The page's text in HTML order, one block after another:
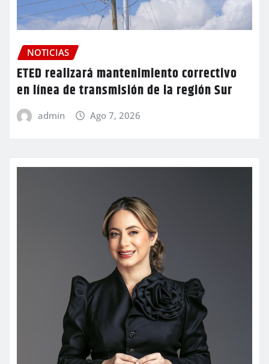
NOTICIAS
ETED realizará mantenimiento correctivo
en línea de transmisión de la región Sur
admin Ago 7, 2026